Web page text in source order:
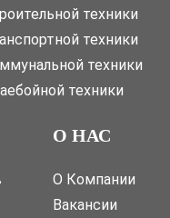
техники
техники
техники
техники
О НАС
О Компании
Вакансии